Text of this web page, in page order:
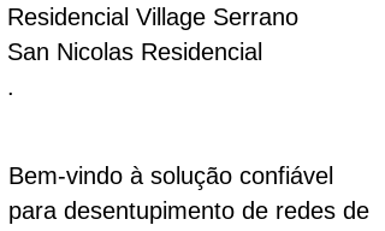
Residencial Village Serrano
San Nicolas Residencial
.
Bem-vindo à solução confiável
para desentupimento de redes de